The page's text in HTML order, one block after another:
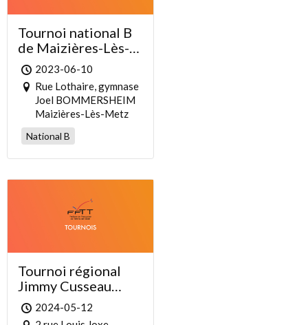
Tournoi national B
de Maizières-Lès-
Metz2023-06-10
Rue Lothaire, gymnase
Joel BOMMERSHEIM
Maizières-Lès-Metz
National B
Tournoi régional
Jimmy Cusseau
Nantes Saint
Médard de Doulon
2024-05-12